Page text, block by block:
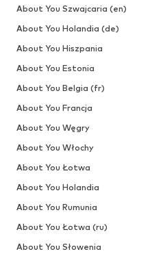
About You Szwajcaria (en)
About You Holandia (de)
About You Hiszpania
About You Estonia
About You Belgia (fr)
About You Francja
About You Węgry
About You Włochy
About You Łotwa
About You Holandia
About You Rumunia
About You Łotwa (ru)
About You Słowenia